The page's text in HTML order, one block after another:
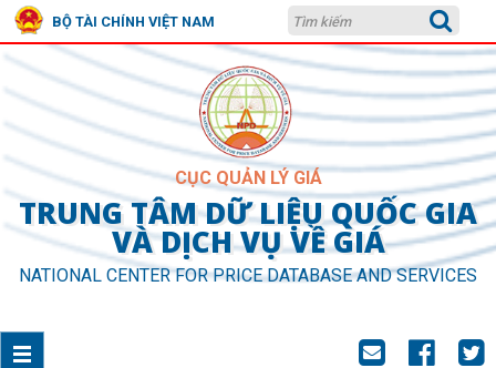
BỘ TÀI CHÍNH VIỆT NAM
CỤC QUẢN LÝ GIÁ
TRUNG TÂM DỮ LIỆU QUỐC GIA
VÀ DỊCH VỤ VỀ GIÁ
NATIONAL CENTER FOR PRICE DATABASE AND SERVICES